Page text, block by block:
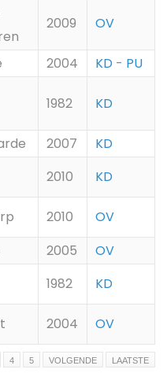
2009 OV
2004 KD - PU
1982 KD
2007
KD
2010
KD
2010
OV
2005
OV
1982
KD
2004 OV
4 5 VOLGENDE LAATSTE